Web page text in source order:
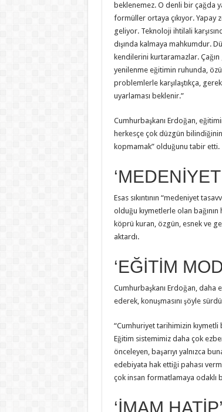
beklenemez. O denli bir çağda
formüller ortaya çıkıyor. Yapay
geliyor. Teknoloji ihtilali
dışında kalmaya mahkumdur.
kendilerini kurtaramazlar.
yenilenme eğitimin ruhunda,
problemlerle karşılaştıkça,
uyarlaması beklenir.”
Cumhurbaşkanı Erdoğan,
herkesçe çok düzgün
kopmamak” olduğunu tabir etti.
Esas sıkıntının “medeniyet
olduğu kıymetlerle olan
köprü kuran, özgün, esnek ve
aktardı.
‘EĞİTİM
Cumhurbaşkanı Erdoğan, daha
ederek, konuşmasını şöyle
“Cumhuriyet tarihimizin
Eğitim sistemimiz daha çok
önceleyen, başarıyı yalnızca
edebiyata hak ettiği pahası
çok insan formatlamaya odaklı
‘İMAM